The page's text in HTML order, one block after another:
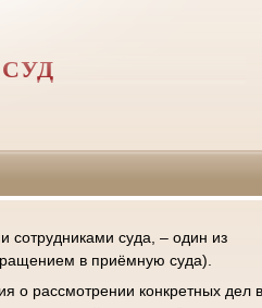
сотрудниками суда, – один из
в приёмную суда).
о рассмотрении конкретных дел в